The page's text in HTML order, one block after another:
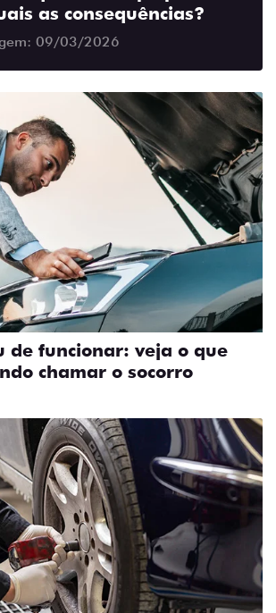
as consequências?
09/03/2026
de funcionar: veja o que
chamar o socorro